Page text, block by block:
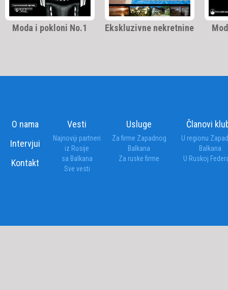
Moda i pokloni No.1 Ekskluzivne nekretnine
O nama
Intervjui
Kontakt
Vesti
Najnoviji partneri
iz Rusije
sa Balkana
Sve vesti
Usluge
Za firme Zapadnog
Balkana
Za ruske firme
Članovi
U regionu
Balkana
U Ruskoj